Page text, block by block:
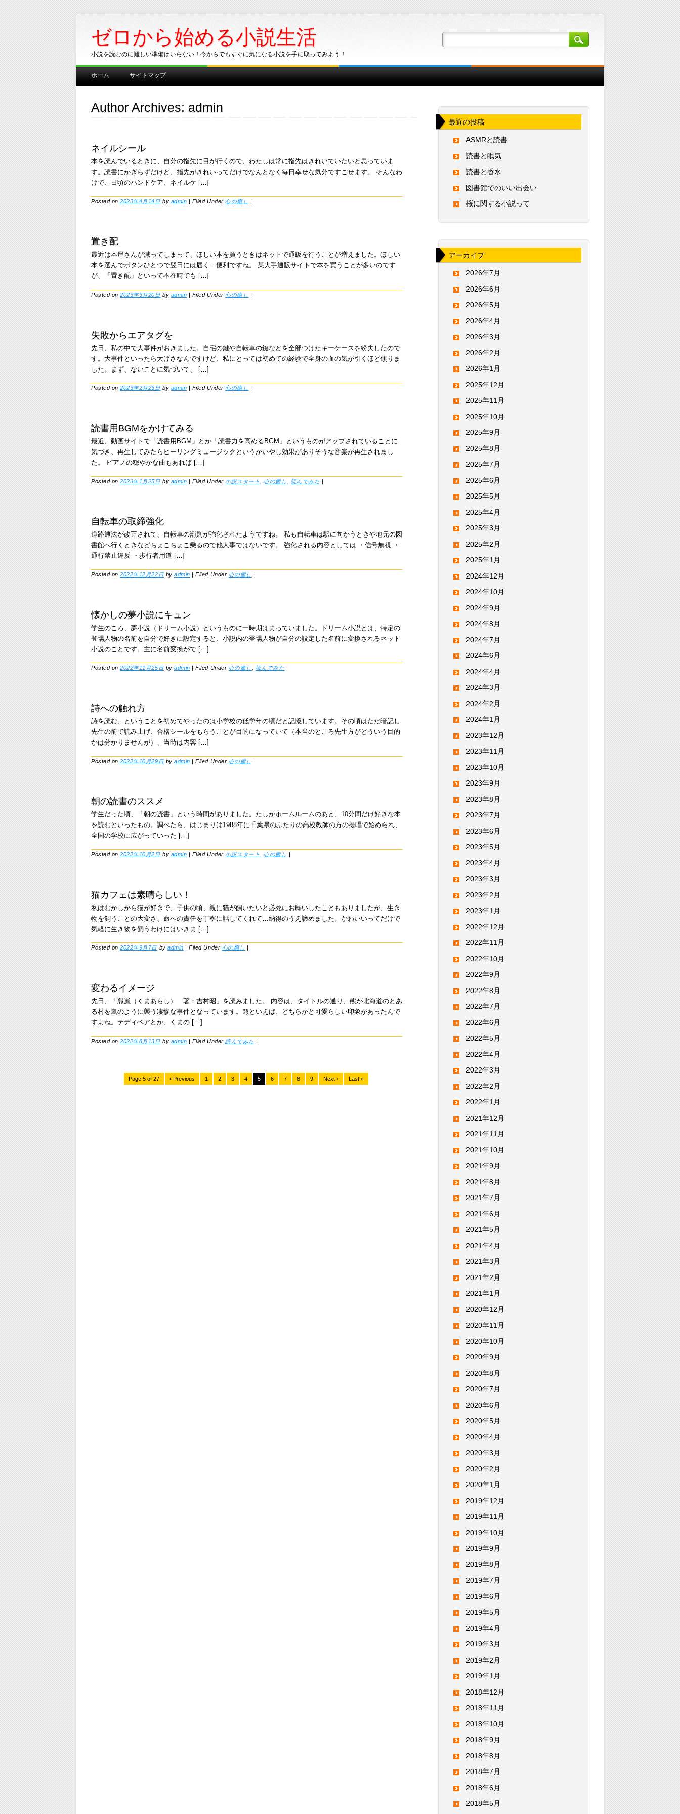
ゼロから始める小説生活
小説を読むのに難しい準備はいらない！今からでもすぐに気になる小説を手に取ってみよう！
Main menu
Skip
ホーム サイトマップ
Author Archives: admin
ネイルシール
本を読んでいるときに、自分の指先に目が行くので、わたしは常に指先はきれいでいたいと思っていま
す。読書にかぎらずだけど、指先がきれいってだけでなんとなく毎日幸せな気分ですごせます。 そんなわ
けで、日頃のハンドケア、ネイルケ […]
Posted on2023年4月14日 by admin | Filed Under心の癒し |
置き配
最近は本屋さんが減ってしまって、ほしい本を買うときはネットで通販を行うことが増えました。ほしい
本を選んでボタンひとつで翌日には届く…便利ですね。 某大手通販サイトで本を買うことが多いのです
が、「置き配」といって不在時でも […]
Posted on2023年3月20日 by admin | Filed Under心の癒し |
失敗からエアタグを
先日、私の中で大事件がおきました。自宅の鍵や自転車の鍵などを全部つけたキーケースを紛失したので
す。大事件といったら大げさなんですけど、私にとっては初めての経験で全身の血の気が引くほど焦りま
した。まず、ないことに気づいて、 […]
Posted on2023年2月23日 by admin Filed Under心の癒し
読書用BGMをかけてみる
最近、動画サイトで「読書用BGM」とか「読書力を高めるBGM」というものがアップされていることに
気づき、再生してみたらヒーリングミュージックというかいやし効果がありそうな音楽が再生されまし
た。 ピアノの穏やかな曲もあれば […]
Posted on2023年1月25日 by admin | Filed Under小説スタート ,心の癒し 読んでみた |
自転車の取締強化
道路通法が改正されて、自転車の罰則が強化されたようですね。 私も自転車は駅に向かうときや地元の図
書館へ行くときなどちょこちょこ乗るので他人事ではないです。 強化される内容としては ・信号無視 ・
通行禁止違反 ・歩行者用道 […]
Posted on2022年12月22日 byadmin |Filed Under 心の癒し |
懐かしの夢小説にキュン
学生のころ、夢小説（ドリーム小説）というものに一時期はまっていました。ドリーム小説とは、特定の
登場人物の名前を自分で好きに設定すると、小説内の登場人物が自分の設定した名前に変換されるネット
小説のことです。主に名前変換がで […]
Posted on2022年11月25日 byadmin |Filed Under 心の癒し , 読んでみた
詩への触れ方
詩を読む、ということを初めてやったのは小学校の低学年の頃だと記憶しています。その頃はただ暗記し
先生の前で読み上げ、合格シールをもらうことが目的になっていて（本当のところ先生方がどういう目的
かは分かりませんが）、当時は内容 […]
Posted on2022年10月29日 byadmin |Filed Under 心の癒し |
朝の読書のススメ
学生だった頃、「朝の読書」という時間がありました。たしかホームルームのあと、10分間だけ好きな本
を読むといったもの。調べたら、はじまりは1988年に千葉県のふたりの高校教師の方の提唱で始められ、
全国の学校に広がっていった […]
Posted on2022年10月2日 by admin | Filed Under小説スタート ,心の癒し |
猫カフェは素晴らしい！
私はむかしから猫が好きで、子供の頃、親に猫が飼いたいと必死にお願いしたこともありましたが、生き
物を飼うことの大変さ、命への責任を丁寧に話してくれて…納得のうえ諦めました。かわいいってだけで
気軽に生き物を飼うわけにはいきま […]
Posted on2022年9月7日 byadmin |Filed Under 心の癒し
変わるイメージ
先日、「羆嵐（くまあらし） 著：吉村昭」を読みました。 内容は、タイトルの通り、熊が北海道のとあ
る村を嵐のように襲う凄惨な事件となっています。熊といえば、どちらかと可愛らしい印象があったんで
すよね。テディベアとか、くまの […]
Posted on2022年8月13日 by admin | Filed Under読んでみた |
Page 5 of 27 ‹ Previous 1 2 3 4 5 6 7 8 9 Next › Last »
最近の投稿
ASMRと読書
読書と眠気
読書と香水
図書館でのいい出会い
桜に関する小説って
アーカイブ
2026年7月
2026年6月
2026年5月
2026年4月
2026年3月
2026年2月
2026年1月
2025年12月
2025年11月
2025年10月
2025年9月
2025年8月
2025年7月
2025年6月
2025年5月
2025年4月
2025年3月
2025年2月
2025年1月
2024年12月
2024年10月
2024年9月
2024年8月
2024年7月
2024年6月
2024年4月
2024年3月
2024年2月
2024年1月
2023年12月
2023年11月
2023年10月
2023年9月
2023年8月
2023年7月
2023年6月
2023年5月
2023年4月
2023年3月
2023年2月
2023年1月
2022年12月
2022年11月
2022年10月
2022年9月
2022年8月
2022年7月
2022年6月
2022年5月
2022年4月
2022年3月
2022年2月
2022年1月
2021年12月
2021年11月
2021年10月
2021年9月
2021年8月
2021年7月
2021年6月
2021年5月
2021年4月
2021年3月
2021年2月
2021年1月
2020年12月
2020年11月
2020年10月
2020年9月
2020年8月
2020年7月
2020年6月
2020年5月
2020年4月
2020年3月
2020年2月
2020年1月
2019年12月
2019年11月
2019年10月
2019年9月
2019年8月
2019年7月
2019年6月
2019年5月
2019年4月
2019年3月
2019年2月
2019年1月
2018年12月
2018年11月
2018年10月
2018年9月
2018年8月
2018年7月
2018年6月
2018年5月